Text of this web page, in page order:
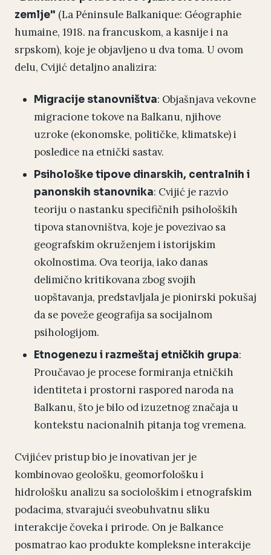
zemlje" (La Péninsule Balkanique: Géographie
humaine, 1918. na francuskom, a kasnije i na
srpskom), koje je objavljeno u dva toma. U ovom
delu, Cvijić detaljno analizira:
Migracije stanovništva: Objašnjava vekovne
migracione tokove na Balkanu, njihove
uzroke (ekonomske, političke, klimatske) i
posledice na etnički sastav.
Psihološke tipove dinarskih, centralnih i
panonskih stanovnika: Cvijić je razvio
teoriju o nastanku specifičnih psiholoških
tipova stanovništva, koje je povezivao sa
geografskim okruženjem i istorijskim
okolnostima. Ova teorija, iako danas
delimično kritikovana zbog svojih
uopštavanja, predstavljala je pionirski pokušaj
da se poveže geografija sa socijalnom
psihologijom.
Etnogenezu i razmeštaj etničkih grupa:
Proučavao je procese formiranja etničkih
identiteta i prostorni raspored naroda na
Balkanu, što je bilo od izuzetnog značaja u
kontekstu nacionalnih pitanja tog vremena.
Cvijićev pristup bio je inovativan jer je
kombinovao geološku, geomorfološku i
hidrološku analizu sa sociološkim i etnografskim
podacima, stvarajući sveobuhvatnu sliku
interakcije čoveka i prirode. On je Balkance
posmatrao kao produkte kompleksne interakcije